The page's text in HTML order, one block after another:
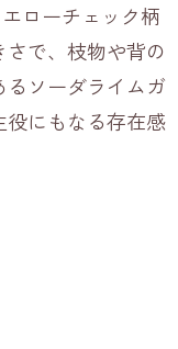
ローチェック柄
で、枝物や背の
ソーダライムガ
役にもなる存在感